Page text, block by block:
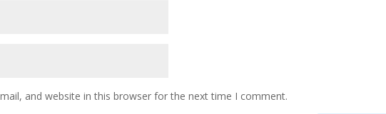
and website in this browser for the next time I comment.